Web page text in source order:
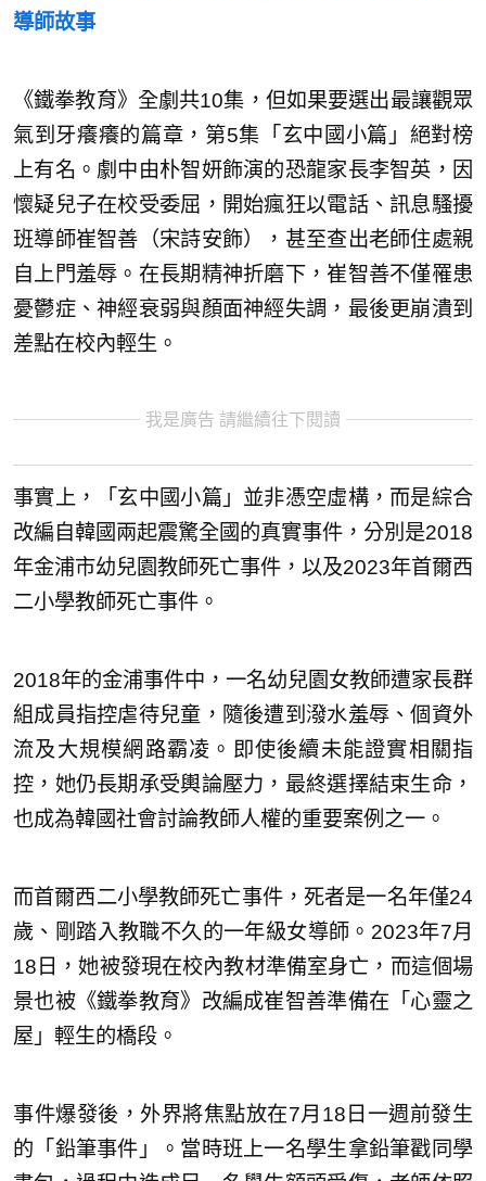
導師故事
《鐵拳教育》全劇共10集，但如果要選出最讓觀眾
氣到牙癢癢的篇章，第5集「玄中國小篇」絕對榜
上有名。劇中由朴智妍飾演的恐龍家長李智英，因
懷疑兒子在校受委屈，開始瘋狂以電話、訊息騷擾
班導師崔智善（宋詩安飾），甚至查出老師住處親
自上門羞辱。在長期精神折磨下，崔智善不僅罹患
憂鬱症、神經衰弱與顏面神經失調，最後更崩潰到
差點在校內輕生。
我是廣告 請繼續往下閱讀
事實上，「玄中國小篇」並非憑空虛構，而是綜合
改編自韓國兩起震驚全國的真實事件，分別是2018
年金浦市幼兒園教師死亡事件，以及2023年首爾西
二小學教師死亡事件。
2018年的金浦事件中，一名幼兒園女教師遭家長群
組成員指控虐待兒童，隨後遭到潑水羞辱、個資外
流及大規模網路霸凌。即使後續未能證實相關指
控，她仍長期承受輿論壓力，最終選擇結束生命，
也成為韓國社會討論教師人權的重要案例之一。
而首爾西二小學教師死亡事件，死者是一名年僅24
歲、剛踏入教職不久的一年級女導師。2023年7月
18日，她被發現在校內教材準備室身亡，而這個場
景也被《鐵拳教育》改編成崔智善準備在「心靈之
屋」輕生的橋段。
事件爆發後，外界將焦點放在7月18日一週前發生
的「鉛筆事件」。當時班上一名學生拿鉛筆戳同學